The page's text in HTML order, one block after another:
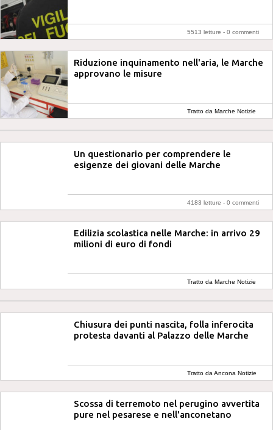
5513 letture - 0 commenti
Riduzione inquinamento nell'aria, le Marche
approvano le misure
Tratto da Marche Notizie
Un questionario per comprendere le
esigenze dei giovani delle Marche
4183 letture - 0 commenti
Edilizia scolastica nelle Marche: in arrivo 29
milioni di euro di fondi
Tratto da Marche Notizie
Chiusura dei punti nascita, folla inferocita
protesta davanti al Palazzo delle Marche
Tratto da Ancona Notizie
Scossa di terremoto nel perugino avvertita
pure nel pesarese e nell'anconetano